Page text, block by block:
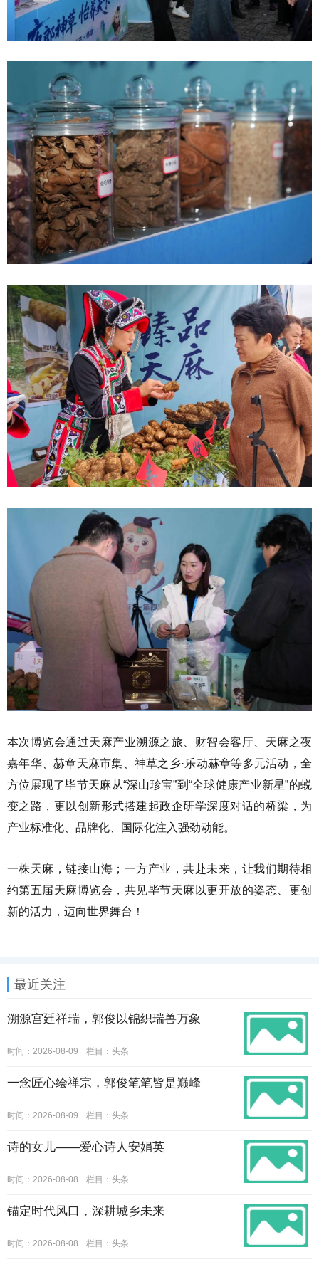
本次博览会通过天麻产业溯源之旅、财智会客厅、天麻之夜
嘉年华、赫章天麻市集、神草之乡·乐动赫章等多元活动，全
方位展现了毕节天麻从“深山珍宝”到“全球健康产业新星”的蜕
变之路，更以创新形式搭建起政企研学深度对话的桥梁，为
产业标准化、品牌化、国际化注入强劲动能。
一株天麻，链接山海；一方产业，共赴未来，让我们期待相
约第五届天麻博览会，共见毕节天麻以更开放的姿态、更创
新的活力，迈向世界舞台！
最近关注
溯源宫廷祥瑞，郭俊以锦织瑞兽万象
时间：2026-08-09 栏目： 头条
一念匠心绘禅宗，郭俊笔笔皆是巅峰
时间：2026-08-09 栏目： 头条
诗的女儿——爱心诗人安娟英
时间：2026-08-08 栏目： 头条
锚定时代风口，深耕城乡未来
时间：2026-08-08 栏目： 头条